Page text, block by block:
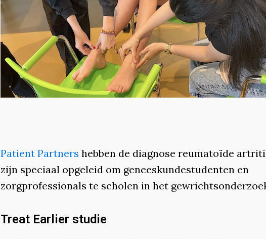
Patient Partners hebben de diagnose reumatoïde
zijn speciaal opgeleid om geneeskundestudenten en
zorgprofessionals te scholen in het
Treat Earlier studie